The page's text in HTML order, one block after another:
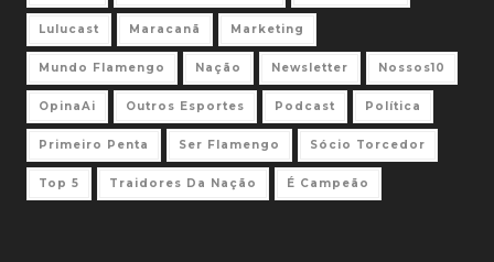
Lulucast Maracanã Marketing
Mundo Flamengo Nação Newsletter Nossos10
OpinaAi Outros Esportes Podcast Política
Primeiro Penta Ser Flamengo Sócio Torcedor
Top 5 Traidores Da Nação É Campeão